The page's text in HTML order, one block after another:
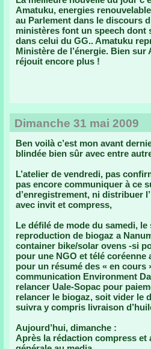
Amatuku, energies
au Parlement dans le discours
ministères font un speech
dans celui du GG.. Amatuku
Ministère de l’énergie. Bien sur
réjouit encore plus !
Dimanche 31 mai 2009
Ben voilà c’est mon avant
blindée bien sûr avec entre
L’atelier de vendredi, pas
pas encore communiquer à ce
d’enregistrement, ni distribuer
avec invit et compress,
Le défilé de mode du samedi,
reproduction de biogaz a
container bike/solar ovens -si
pour une NGO et télé
pour un résumé des « en cours
communication Environment
relancer Uale-Sopac pour
relancer le biogaz, soit vider le
suivra y compris livraison
Aujourd’hui, dimanche :
Après la rédaction compress et